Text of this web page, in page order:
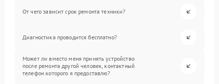
От чего зависит срок ремонта техники?
Диагностика проводится бесплатно?
Может ли вместо меня принять устройство
после ремонта другой человек, контактный
телефон которого я предоставлю?